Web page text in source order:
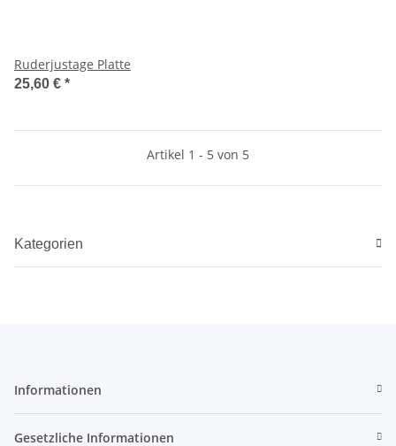
Ruderjustage Platte
25,60 € *
Artikel 1 - 5 von 5
Kategorien
Informationen
Gesetzliche Informationen